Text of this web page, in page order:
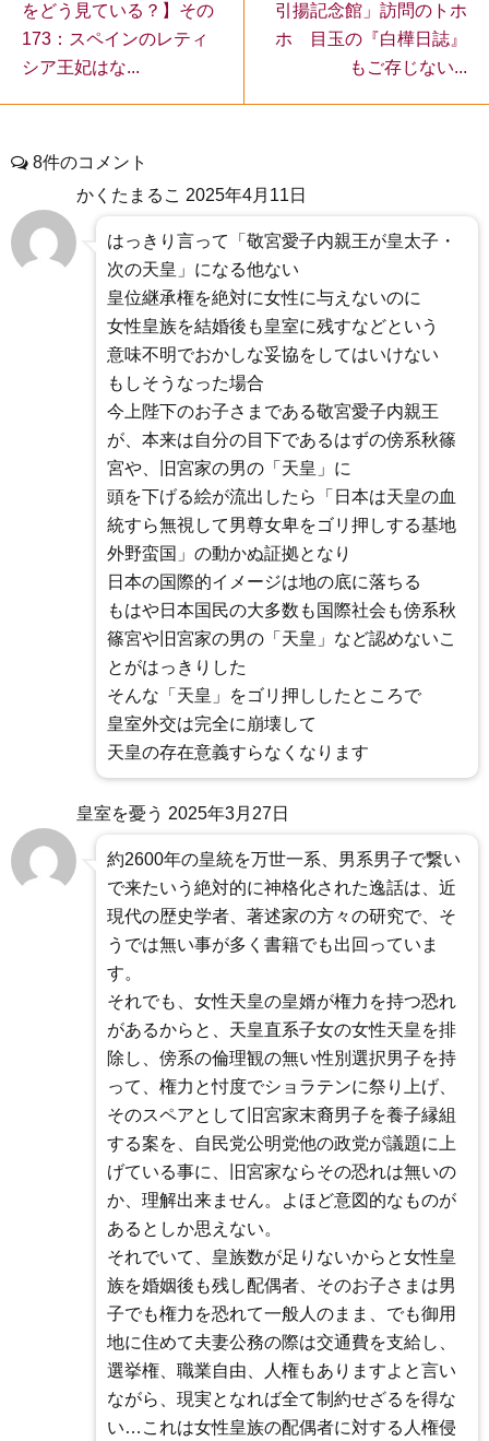
をどう見ている？】その
173：スペインのレティ
シア王妃はな...
引揚記念館」訪問のトホ
ホ 目玉の『白樺日誌』
もご存じない...
8件のコメント
かくたまるこ 2025年4月11日
はっきり言って「敬宮愛子内親王が皇太子・
次の天皇」になる他ない
皇位継承権を絶対に女性に与えないのに
女性皇族を結婚後も皇室に残すなどという
意味不明でおかしな妥協をしてはいけない
もしそうなった場合
今上陛下のお子さまである敬宮愛子内親王
が、本来は自分の目下であるはずの傍系秋篠
宮や、旧宮家の男の「天皇」に
頭を下げる絵が流出したら「日本は天皇の血
統すら無視して男尊女卑をゴリ押しする基地
外野蛮国」の動かぬ証拠となり
日本の国際的イメージは地の底に落ちる
もはや日本国民の大多数も国際社会も傍系秋
篠宮や旧宮家の男の「天皇」など認めないこ
とがはっきりした
そんな「天皇」をゴリ押ししたところで
皇室外交は完全に崩壊して
天皇の存在意義すらなくなります
皇室を憂う 2025年3月27日
約2600年の皇統を万世一系、男系男子で繋い
で来たいう絶対的に神格化された逸話は、近
現代の歴史学者、著述家の方々の研究で、そ
うでは無い事が多く書籍でも出回っていま
す。
それでも、女性天皇の皇婿が権力を持つ恐れ
があるからと、天皇直系子女の女性天皇を排
除し、傍系の倫理観の無い性別選択男子を持
って、権力と忖度でショラテンに祭り上げ、
そのスペアとして旧宮家末裔男子を養子縁組
する案を、自民党公明党他の政党が議題に上
げている事に、旧宮家ならその恐れは無いの
か、理解出来ません。よほど意図的なものが
あるとしか思えない。
それでいて、皇族数が足りないからと女性皇
族を婚姻後も残し配偶者、そのお子さまは男
子でも権力を恐れて一般人のまま、でも御用
地に住めて夫妻公務の際は交通費を支給し、
選挙権、職業自由、人権もありますよと言い
ながら、現実となれば全て制約せざるを得な
い…これは女性皇族の配偶者に対する人権侵